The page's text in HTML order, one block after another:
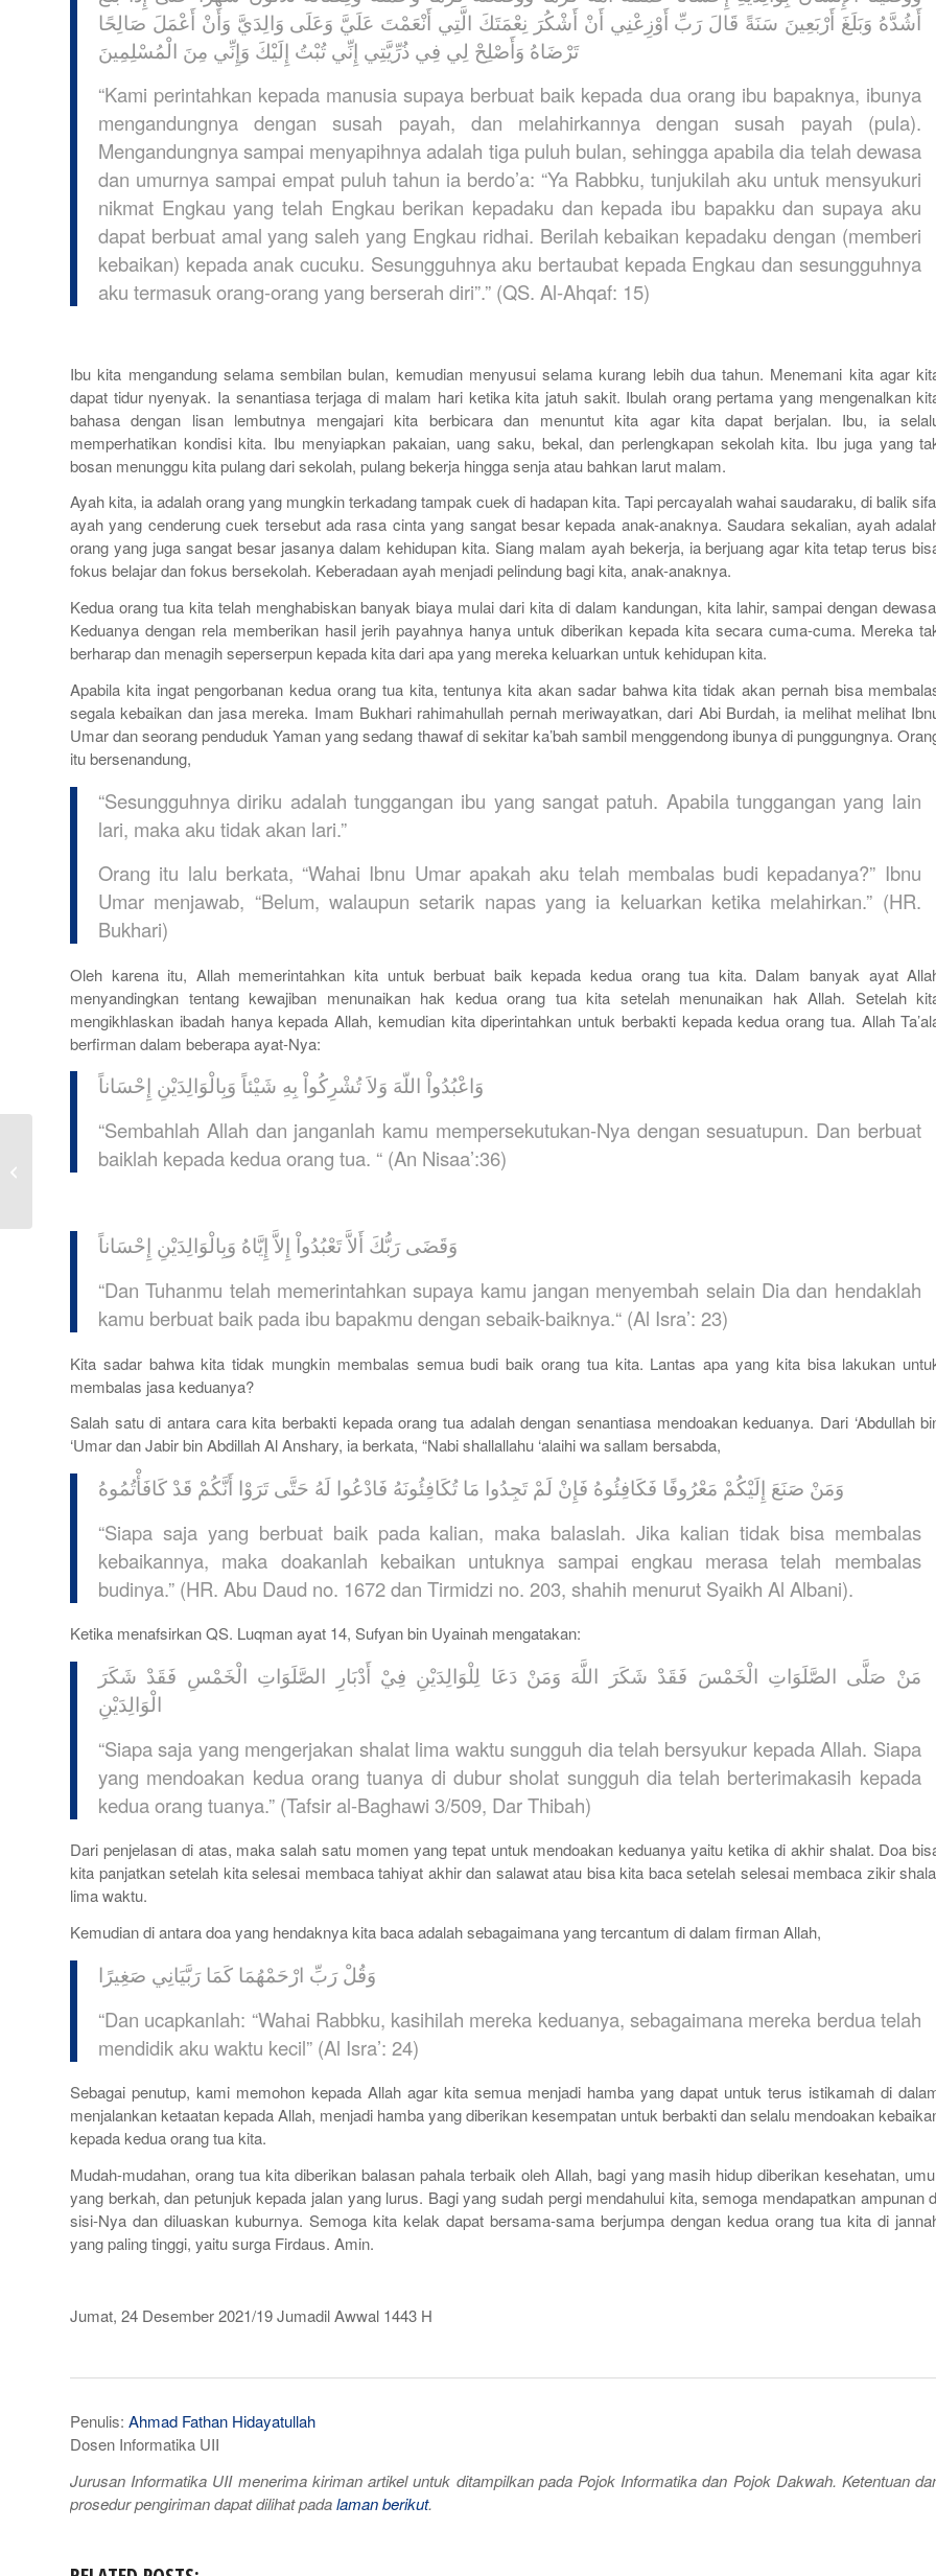
أَشُدَّهُ وَبَلَغَ أَرْبَعِينَ سَنَةً قَالَ رَبِّ أَوْزِعْنِي أَنْ أَشْكُرَ نِعْمَتَكَ الَّتِي أَنْعَمْتَ عَلَيَّ وَعَلَى وَالِدَيَّ وَأَنْ أَعْمَلَ صَالِحًا
تَرْضَاهُ وَأَصْلِحْ لِي فِي ذُرِّيَّتِي إِنِّي تُبْتُ إِلَيْكَ وَإِنِّي مِنَ الْمُسْلِمِينَ
“Kami perintahkan kepada manusia supaya berbuat baik kepada dua orang ibu bapaknya, ibunya
mengandungnya dengan susah payah, dan melahirkannya dengan susah payah (pula).
Mengandungnya sampai menyapihnya adalah tiga puluh bulan, sehingga apabila dia telah dewasa
dan umurnya sampai empat puluh tahun ia berdo’a: “Ya Rabbku, tunjukilah aku untuk mensyukuri
nikmat Engkau yang telah Engkau berikan kepadaku dan kepada ibu bapakku dan supaya aku
dapat berbuat amal yang saleh yang Engkau ridhai. Berilah kebaikan kepadaku dengan (memberi
kebaikan) kepada anak cucuku. Sesungguhnya aku bertaubat kepada Engkau dan sesungguhnya
aku termasuk orang-orang yang berserah diri”.” (QS. Al-Ahqaf: 15)
Ibu kita mengandung selama sembilan bulan, kemudian menyusui selama kurang lebih dua tahun. Menemani kita agar
dapat tidur nyenyak. Ia senantiasa terjaga di malam hari ketika kita jatuh sakit. Ibulah orang pertama yang mengenalkan
bahasa dengan lisan lembutnya mengajari kita berbicara dan menuntut kita agar kita dapat berjalan. Ibu, ia
memperhatikan kondisi kita. Ibu menyiapkan pakaian, uang saku, bekal, dan perlengkapan sekolah kita. Ibu juga yang
bosan menunggu kita pulang dari sekolah, pulang bekerja hingga senja atau bahkan larut malam.
Ayah kita, ia adalah orang yang mungkin terkadang tampak cuek di hadapan kita. Tapi percayalah wahai saudaraku, di balik
ayah yang cenderung cuek tersebut ada rasa cinta yang sangat besar kepada anak-anaknya. Saudara sekalian, ayah
orang yang juga sangat besar jasanya dalam kehidupan kita. Siang malam ayah bekerja, ia berjuang agar kita tetap terus
fokus belajar dan fokus bersekolah. Keberadaan ayah menjadi pelindung bagi kita, anak-anaknya.
Kedua orang tua kita telah menghabiskan banyak biaya mulai dari kita di dalam kandungan, kita lahir, sampai dengan
Keduanya dengan rela memberikan hasil jerih payahnya hanya untuk diberikan kepada kita secara cuma-cuma. Mereka
berharap dan menagih seperserpun kepada kita dari apa yang mereka keluarkan untuk kehidupan kita.
Apabila kita ingat pengorbanan kedua orang tua kita, tentunya kita akan sadar bahwa kita tidak akan pernah bisa
segala kebaikan dan jasa mereka. Imam Bukhari rahimahullah pernah meriwayatkan, dari Abi Burdah, ia melihat melihat
Umar dan seorang penduduk Yaman yang sedang thawaf di sekitar ka’bah sambil menggendong ibunya di punggungnya.
itu bersenandung,
“Sesungguhnya diriku adalah tunggangan ibu yang sangat patuh. Apabila tunggangan yang lain
lari, maka aku tidak akan lari.”
Orang itu lalu berkata, “Wahai Ibnu Umar apakah aku telah membalas budi kepadanya?” Ibnu
Umar menjawab, “Belum, walaupun setarik napas yang ia keluarkan ketika melahirkan.” (HR.
Bukhari)
Oleh karena itu, Allah memerintahkan kita untuk berbuat baik kepada kedua orang tua kita. Dalam banyak ayat
menyandingkan tentang kewajiban menunaikan hak kedua orang tua kita setelah menunaikan hak Allah. Setelah
mengikhlaskan ibadah hanya kepada Allah, kemudian kita diperintahkan untuk berbakti kepada kedua orang tua. Allah
berfirman dalam beberapa ayat-Nya:
وَاعْبُدُواْ اللّهَ وَلاَ تُشْرِكُواْ بِهِ شَيْئاً وَبِالْوَالِدَيْنِ إِحْسَاناً
“Sembahlah Allah dan janganlah kamu mempersekutukan-Nya dengan sesuatupun. Dan berbuat
baiklah kepada kedua orang tua. “ (An Nisaa’:36)
وَقَضَى رَبُّكَ أَلاَّ تَعْبُدُواْ إِلاَّ إِيَّاهُ وَبِالْوَالِدَيْنِ إِحْسَاناً
“Dan Tuhanmu telah memerintahkan supaya kamu jangan menyembah selain Dia dan hendaklah
kamu berbuat baik pada ibu bapakmu dengan sebaik-baiknya.“ (Al Isra’: 23)
Kita sadar bahwa kita tidak mungkin membalas semua budi baik orang tua kita. Lantas apa yang kita bisa lakukan
membalas jasa keduanya?
Salah satu di antara cara kita berbakti kepada orang tua adalah dengan senantiasa mendoakan keduanya. Dari ‘Abdullah
‘Umar dan Jabir bin Abdillah Al Anshary, ia berkata, “Nabi shallallahu ‘alaihi wa sallam bersabda,
وَمَنْ صَنَعَ إِلَيْكُمْ مَعْرُوفًا فَكَافِئُوهُ فَإِنْ لَمْ تَجِدُوا مَا تُكَافِئُونَهُ فَادْعُوا لَهُ حَتَّى تَرَوْا أَنَّكُمْ قَدْ كَافَأْتُمُوهُ
“Siapa saja yang berbuat baik pada kalian, maka balaslah. Jika kalian tidak bisa membalas
kebaikannya, maka doakanlah kebaikan untuknya sampai engkau merasa telah membalas
budinya.” (HR. Abu Daud no. 1672 dan Tirmidzi no. 203, shahih menurut Syaikh Al Albani).
Ketika menafsirkan QS. Luqman ayat 14, Sufyan bin Uyainah mengatakan:
مَنْ صَلَّى الصَّلَوَاتِ الْخَمْسَ فَقَدْ شَكَرَ اللَّهَ وَمَنْ دَعَا لِلْوَالِدَيْنِ فِيْ أَدْبَارِ الصَّلَوَاتِ الْخَمْسِ فَقَدْ شَكَرَ
الْوَالِدَيْنِ
“Siapa saja yang mengerjakan shalat lima waktu sungguh dia telah bersyukur kepada Allah. Siapa
yang mendoakan kedua orang tuanya di dubur sholat sungguh dia telah berterimakasih kepada
kedua orang tuanya.” (Tafsir al-Baghawi 3/509, Dar Thibah)
Dari penjelasan di atas, maka salah satu momen yang tepat untuk mendoakan keduanya yaitu ketika di akhir shalat. Doa
kita panjatkan setelah kita selesai membaca tahiyat akhir dan salawat atau bisa kita baca setelah selesai membaca zikir
lima waktu.
Kemudian di antara doa yang hendaknya kita baca adalah sebagaimana yang tercantum di dalam firman Allah,
وَقُلْ رَبِّ ارْحَمْهُمَا كَمَا رَبَّيَانِي صَغِيرًا
“Dan ucapkanlah: “Wahai Rabbku, kasihilah mereka keduanya, sebagaimana mereka berdua telah
mendidik aku waktu kecil” (Al Isra’: 24)
Sebagai penutup, kami memohon kepada Allah agar kita semua menjadi hamba yang dapat untuk terus istikamah di
menjalankan ketaatan kepada Allah, menjadi hamba yang diberikan kesempatan untuk berbakti dan selalu mendoakan
kepada kedua orang tua kita.
Mudah-mudahan, orang tua kita diberikan balasan pahala terbaik oleh Allah, bagi yang masih hidup diberikan kesehatan,
yang berkah, dan petunjuk kepada jalan yang lurus. Bagi yang sudah pergi mendahului kita, semoga mendapatkan ampunan
sisi-Nya dan diluaskan kuburnya. Semoga kita kelak dapat bersama-sama berjumpa dengan kedua orang tua kita di
yang paling tinggi, yaitu surga Firdaus. Amin.
Jumat, 24 Desember 2021/19 Jumadil Awwal 1443 H
Penulis: Ahmad Fathan Hidayatullah
Dosen Informatika UII
Jurusan Informatika UII menerima kiriman artikel untuk ditampilkan pada Pojok Informatika dan Pojok Dakwah. Ketentuan
prosedur pengiriman dapat dilihat padalaman berikut.
Kejadian Akhir Zaman